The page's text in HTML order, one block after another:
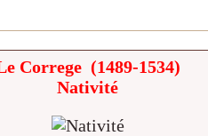
Correge (1489-1534)
Nativité